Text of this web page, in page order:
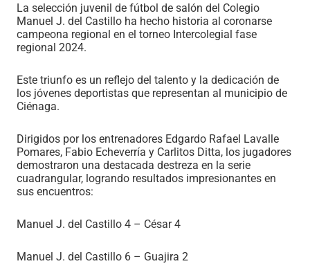
La selección juvenil de fútbol de salón del Colegio
Manuel J. del Castillo ha hecho historia al coronarse
campeona regional en el torneo Intercolegial fase
regional 2024.
Este triunfo es un reflejo del talento y la dedicación de
los jóvenes deportistas que representan al municipio de
Ciénaga.
Dirigidos por los entrenadores Edgardo Rafael Lavalle
Pomares, Fabio Echeverría y Carlitos Ditta, los jugadores
demostraron una destacada destreza en la serie
cuadrangular, logrando resultados impresionantes en
sus encuentros:
Manuel J. del Castillo 4 – César 4
Manuel J. del Castillo 6 – Guajira 2